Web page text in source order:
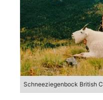
Schneeziegenbock British